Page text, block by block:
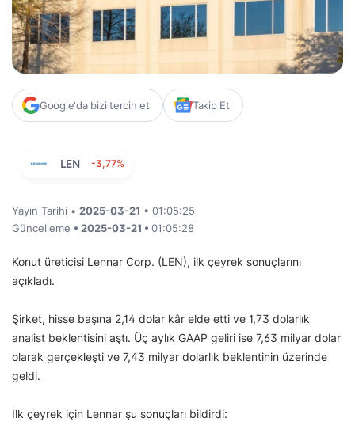
Google'da bizi tercih et Takip Et
LEN -3,77%
Yayın Tarihi • 2025-03-21 • 01:05:25
Güncelleme • 2025-03-21 • 01:05:28
Konut üreticisi Lennar Corp. (LEN), ilk çeyrek sonuçlarını
açıkladı.
Şirket, hisse başına 2,14 dolar kâr elde etti ve 1,73 dolarlık
analist beklentisini aştı. Üç aylık GAAP geliri ise 7,63 milyar dolar
olarak gerçekleşti ve 7,43 milyar dolarlık beklentinin üzerinde
geldi.
İlk çeyrek için Lennar şu sonuçları bildirdi: